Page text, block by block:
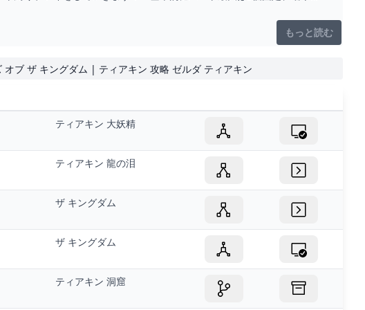
もっと読む
ブ ザ キングダム | ティアキン 攻略 ゼルダ ティアキン
ティアキン 大妖精
ティアキン 龍の泪
ザ キングダム
ザ キングダム
ティアキン 洞窟